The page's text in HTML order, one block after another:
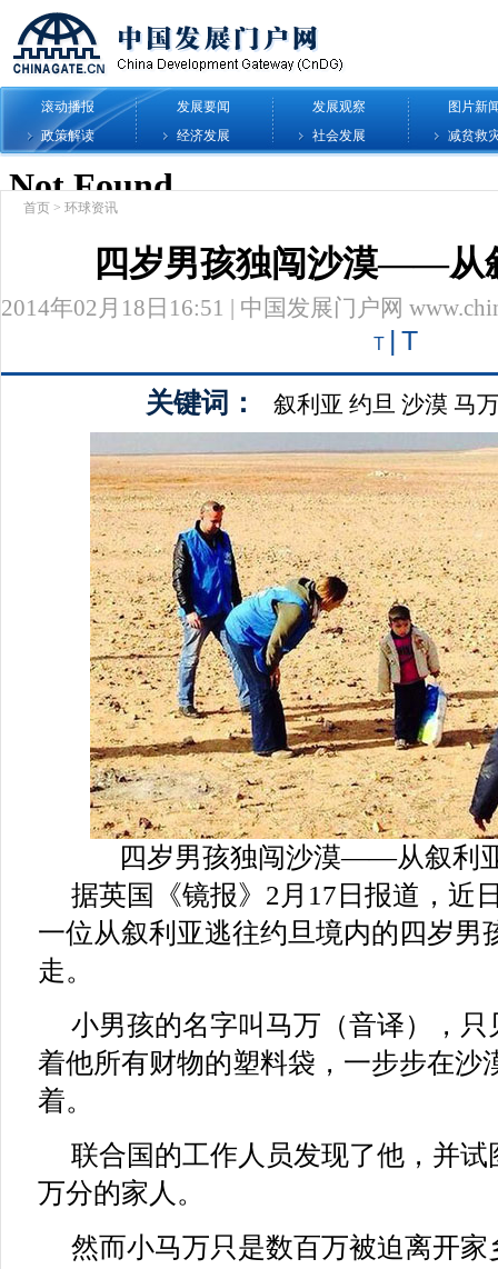
滚动播报 发展要闻 发展观察
图片新
政策解读
经济发展 社会发展 减贫救
首页 > 环球资讯
四岁男孩独闯沙漠——从
2014年02月18日16:51 | 中国发展门户网
T T
关键词： 叙利亚 约旦 沙漠 马
四岁男孩独闯沙漠——从叙利亚
据英国《镜报》2月17日报道，近
一位从叙利亚逃往约旦境内的四岁男
走。
小男孩的名字叫马万（音译），
着他所有财物的塑料袋，一步步在沙
着。
联合国的工作人员发现了他，并
万分的家人。
然而小马万只是数百万被迫离开